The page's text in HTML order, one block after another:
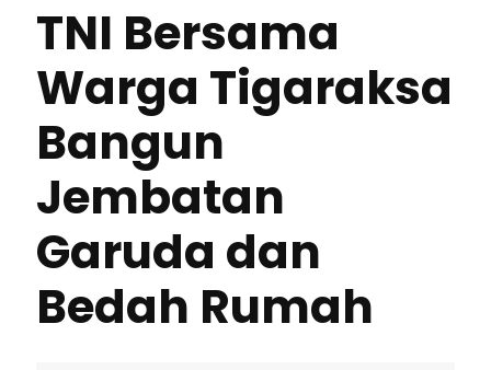
TNI Bersama
Warga Tigaraksa
Bangun
Jembatan
Garuda dan
Bedah Rumah